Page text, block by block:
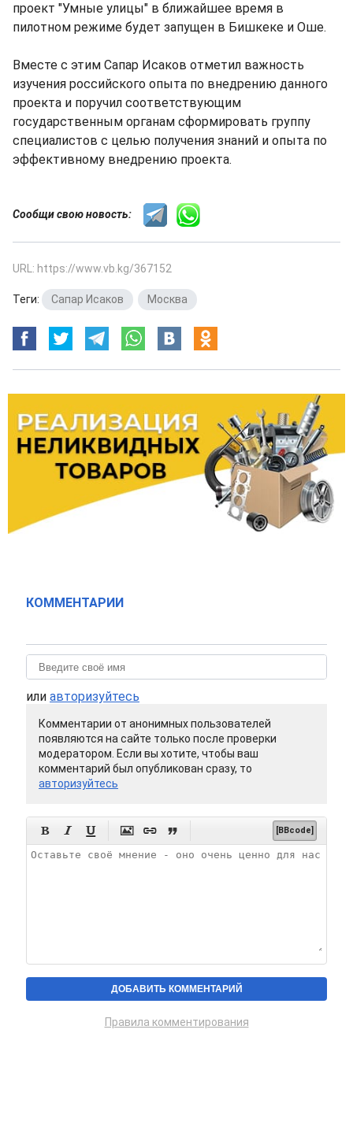
проект "Умные улицы" в ближайшее время в
пилотном режиме будет запущен в Бишкеке и Оше.
Вместе с этим Сапар Исаков отметил важность
изучения российского опыта по внедрению данного
проекта и поручил соответствующим
государственным органам сформировать группу
специалистов с целью получения знаний и опыта по
эффективному внедрению проекта.
Сообщи свою новость:
URL: https://www.vb.kg/367152
Теги: Сапар Исаков Москва
КОММЕНТАРИИ
или авторизуйтесь
Комментарии от анонимных пользователей
появляются на сайте только после проверки
модератором. Если вы хотите, чтобы ваш
комментарий был опубликован сразу, то
авторизуйтесь
      [BBcode]
Правила комментирования